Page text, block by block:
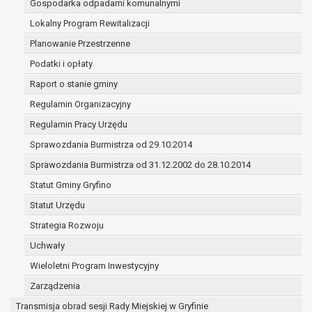
Gospodarka odpadami komunalnymi
Lokalny Program Rewitalizacji
Planowanie Przestrzenne
Podatki i opłaty
Raport o stanie gminy
Regulamin Organizacyjny
Regulamin Pracy Urzędu
Sprawozdania Burmistrza od 29.10.2014
Sprawozdania Burmistrza od 31.12.2002 do 28.10.2014
Statut Gminy Gryfino
Statut Urzędu
Strategia Rozwoju
Uchwały
Wieloletni Program Inwestycyjny
Zarządzenia
Transmisja obrad sesji Rady Miejskiej w Gryfinie
(merytorycznych), a także obowiązków i
zadań zleconych przez instytucje
nadrzędne wobec Gminy;
zawarcia i realizacji umów;
ochrony żywotnych interesów osoby, której
dane dotyczą, lub innej osoby fizycznej;
wykonania zadania realizowanego w
interesie publicznym lub w ramach
sprawowania władzy publicznej
powierzonej administratorowi;
w pozostałych przypadkach dane osobowe
przetwarzane są wyłącznie na podstawie
wcześniej udzielonej zgody w zakresie i celu
określonym w treści zgody.
W związku z przetwarzaniem danych w celu
wskazanym w pkt. 3, dane osobowe mogą być
udostępniane innym upoważnionym odbiorcom lub
kategoriom odbiorców danych osobowych.
Odbiorcami mogą być:
podmioty, które przetwarzają dane